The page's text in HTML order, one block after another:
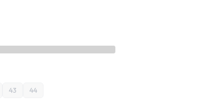
43 44